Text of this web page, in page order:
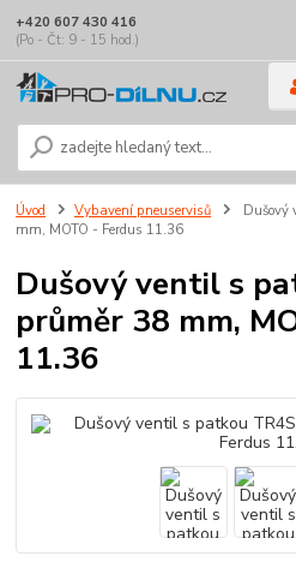
+420 607 430 416
(Po - Čt: 9 - 15 hod.)
Úvod Vybavení pneuservisů
Dušový
mm, MOTO - Ferdus 11.36
Dušový ventil s
průměr 38 mm,
11.36